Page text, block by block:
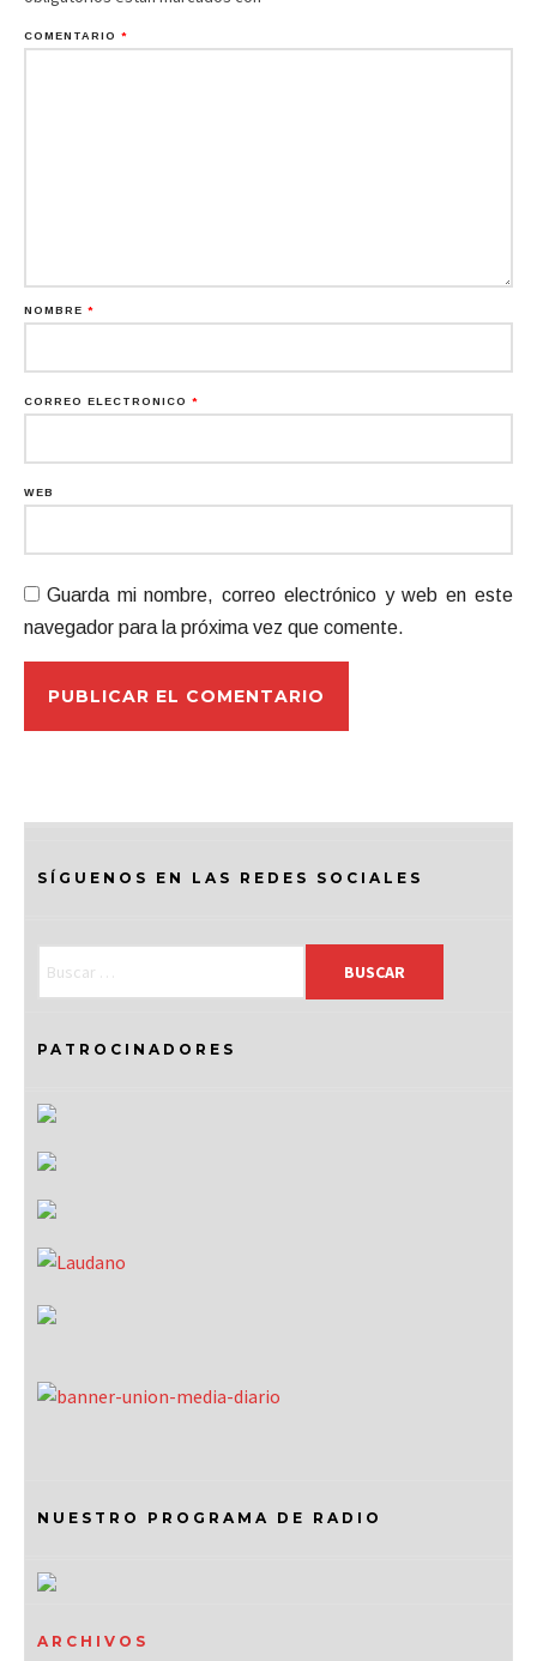
COMENTARIO *
NOMBRE *
CORREO ELECTRÓNICO *
WEB
Guarda mi nombre, correo electrónico y web en este
navegador para la próxima vez que comente.
SÍGUENOS EN LAS REDES SOCIALES
PATROCINADORES
NUESTRO PROGRAMA DE RADIO
ARCHIVOS